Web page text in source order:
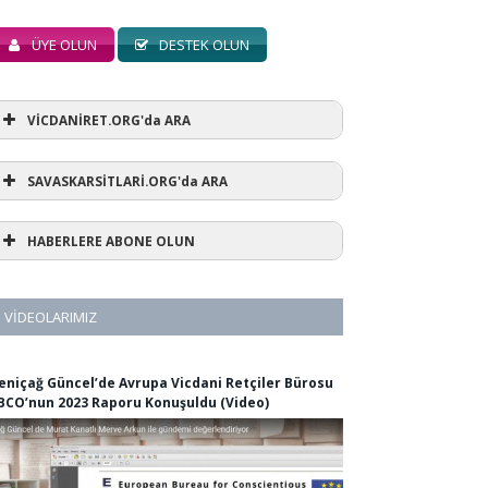
ÜYE OLUN DESTEK OLUN
VİCDANİRET.ORG'da ARA
SAVASKARSİTLARİ.ORG'da ARA
HABERLERE ABONE OLUN
VIDEOLARIMIZ
Güncel’de Avrupa Vicdani Retçiler Bürosu
2023 Raporu Konuşuldu (Video)